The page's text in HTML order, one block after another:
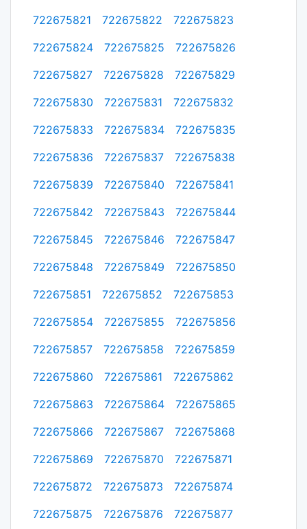
722675821
722675822
722675823
722675824
722675825
722675826
722675827
722675828
722675829
722675830
722675831
722675832
722675833
722675834
722675835
722675836
722675837
722675838
722675839
722675840
722675841
722675842
722675843
722675844
722675845
722675846
722675847
722675848
722675849
722675850
722675851
722675852
722675853
722675854
722675855
722675856
722675857
722675858
722675859
722675860
722675861
722675862
722675863
722675864
722675865
722675866
722675867
722675868
722675869
722675870
722675871
722675872
722675873
722675874
722675875
722675876 722675877